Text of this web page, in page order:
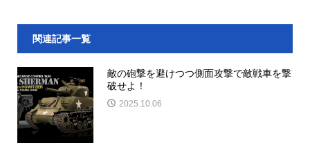
関連記事一覧
敵の砲撃を避けつつ側面攻撃で敵戦車を撃
破せよ！
2025.10.06